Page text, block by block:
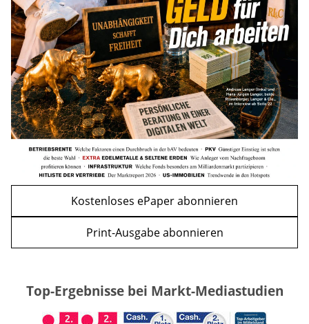
WEITERE ARTIKEL
zurückweiter
Act
mehr
Kostenloses ePaper abonnieren
Print-Ausgabe abonnieren
Top-Ergebnisse bei Markt-Mediastudien